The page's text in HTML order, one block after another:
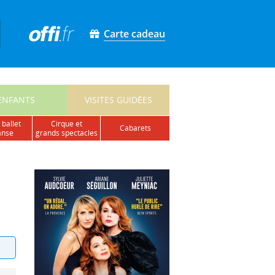
Carte cadeau
VISITES GUIDÉES
ballet
cirque et
grands spectacles
cabarets